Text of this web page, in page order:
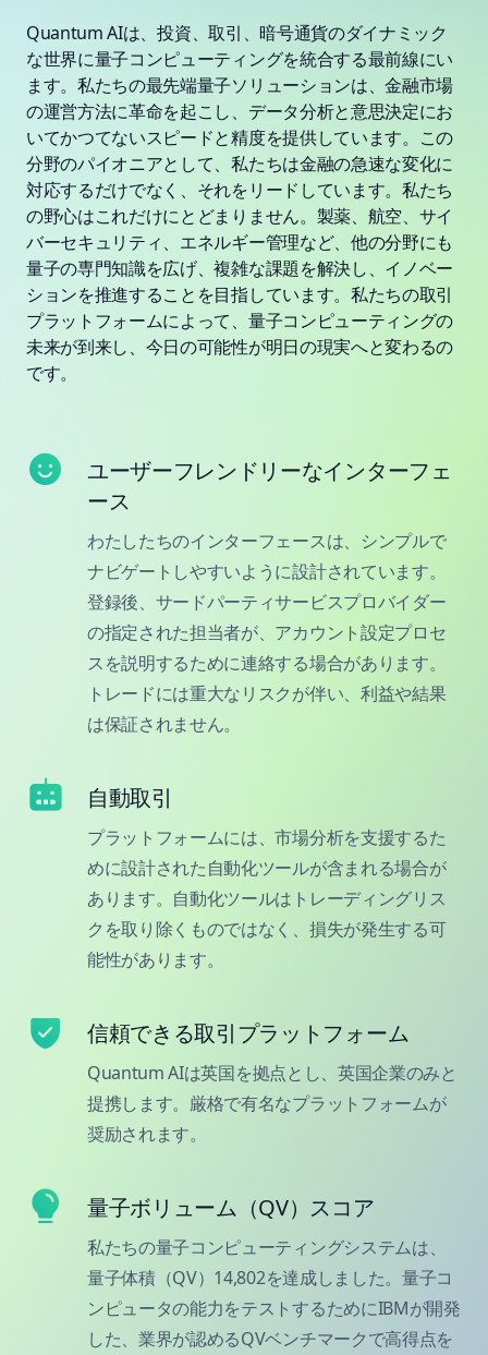
Quantum AIは、投資、取引、暗号通貨のダイナミック
な世界に量子コンピューティングを統合する最前線にい
ます。私たちの最先端量子ソリューションは、金融市場
の運営方法に革命を起こし、データ分析と意思決定にお
いてかつてないスピードと精度を提供しています。この
分野のパイオニアとして、私たちは金融の急速な変化に
対応するだけでなく、それをリードしています。私たち
の野心はこれだけにとどまりません。製薬、航空、サイ
バーセキュリティ、エネルギー管理など、他の分野にも
量子の専門知識を広げ、複雑な課題を解決し、イノベー
ションを推進することを目指しています。私たちの取引
プラットフォームによって、量子コンピューティングの
未来が到来し、今日の可能性が明日の現実へと変わるの
です。
ユーザーフレンドリーなインターフェ
ース
わたしたちのインターフェースは、シンプルで
ナビゲートしやすいように設計されています。
登録後、サードパーティサービスプロバイダー
の指定された担当者が、アカウント設定プロセ
スを説明するために連絡する場合があります。
トレードには重大なリスクが伴い、利益や結果
は保証されません。
自動取引
プラットフォームには、市場分析を支援するた
めに設計された自動化ツールが含まれる場合が
あります。自動化ツールはトレーディングリス
クを取り除くものではなく、損失が発生する可
能性があります。
信頼できる取引プラットフォーム
Quantum AIは英国を拠点とし、英国企業のみと
提携します。厳格で有名なプラットフォームが
奨励されます。
量子ボリューム（QV）スコア
私たちの量子コンピューティングシステムは、
量子体積（QV）14,802を達成しました。量子コ
ンピュータの能力をテストするためにIBMが開発
した、業界が認めるQVベンチマークで高得点を